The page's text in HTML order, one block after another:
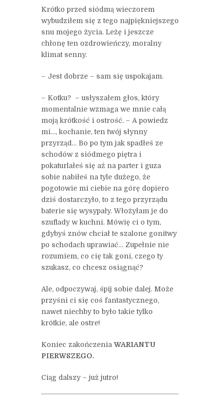
Krótko przed siódmą wieczorem
wybudziłem się z tego najpiękniejszego
snu mojego życia. Leżę i jeszcze
chłonę ten ozdrowieńczy, moralny
klimat senny.
– Jest dobrze – sam się uspokajam.
– Kotku? – usłyszałem głos, który
momentalnie wzmaga we mnie całą
moją krótkość i ostrość. – A powiedz
mi…, kochanie, ten twój słynny
przyrząd… Bo po tym jak spadłeś ze
schodów z siódmego piętra i
pokaturlałeś się aż na parter i guza
sobie nabiłeś na tyle dużego, że
pogotowie mi ciebie na górę dopiero
dziś dostarczyło, to z tego przyrządu
baterie się wysypały. Włożyłam je do
szuflady w kuchni. Mówię ci o tym,
gdybyś znów chciał te szalone gonitwy
po schodach uprawiać… Zupełnie nie
rozumiem, co cię tak goni, czego ty
szukasz, co chcesz osiągnąć?
Ale, odpoczywaj, śpij sobie dalej. Może
przyśni ci się coś fantastycznego,
nawet niechby to było takie tylko
krótkie, ale ostre!
Koniec zakończenia WARIANTU
PIERWSZEGO.
Ciąg dalszy – już jutro!